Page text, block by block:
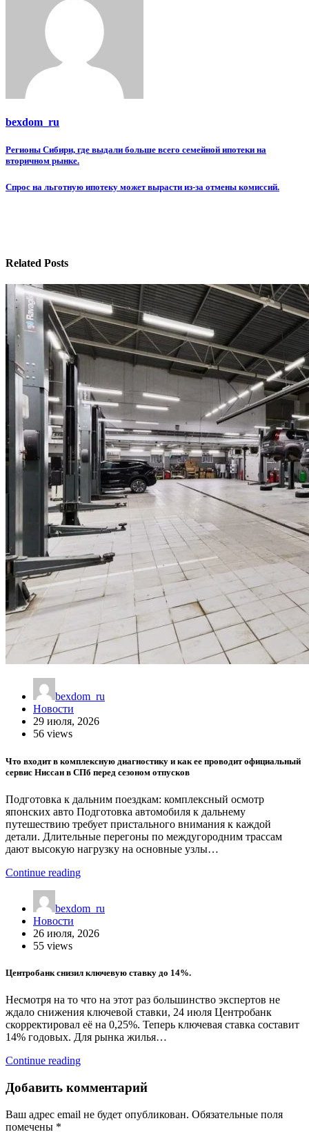
bexdom_ru
Навигация
по
записям
Регионы Сибири, где выдали больше всего семейной ипотеки на
вторичном рынке.
Спрос на льготную ипотеку может вырасти из-за отмены комиссий.
Related Posts
bexdom_ru
Новости
29 июля, 2026
56 views
Что входит в комплексную диагностику и как ее проводит официальный
сервис Ниссан в СПб перед сезоном отпусков
Подготовка к дальним поездкам: комплексный осмотр
японских авто Подготовка автомобиля к дальнему
путешествию требует пристального внимания к каждой
детали. Длительные перегоны по междугородним трассам
дают высокую нагрузку на основные узлы…
Continue reading
bexdom_ru
Новости
26 июля, 2026
55 views
Центробанк снизил ключевую ставку до 14%.
Несмотря на то что на этот раз большинство экспертов не
ждало снижения ключевой ставки, 24 июля Центробанк
скорректировал её на 0,25%. Теперь ключевая ставка составит
14% годовых. Для рынка жилья…
Continue reading
Добавить комментарий
Ваш адрес email не будет опубликован. Обязательные поля
помечены *